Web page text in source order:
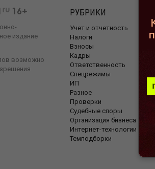
ru 16+
издание
возможно
РУБРИКИ
Учет и отчетность
Налоги
Взносы
Кадры
Ответственность
Спецрежимы
ИП
Разное
Проверки
Судебные споры
Организация бизнеса
Интернет-технологии
Темподборки